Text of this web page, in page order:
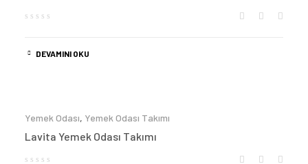
DEVAMINI OKU
Yemek Odası, Yemek Odası Takımı
Lavita Yemek Odası Takımı